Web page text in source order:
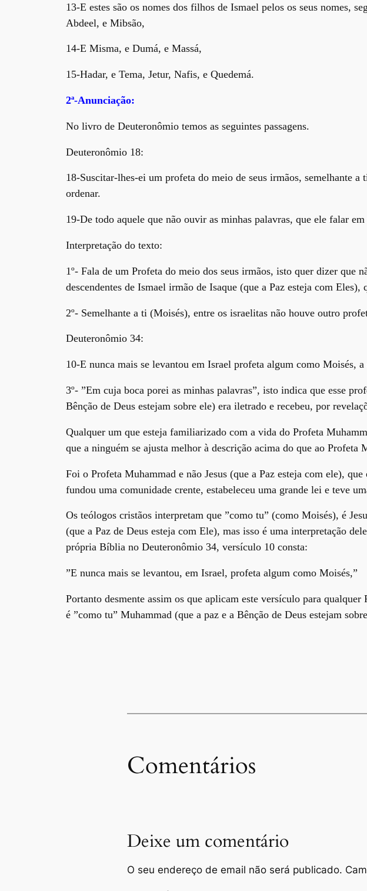
13-E estes são os nomes dos filhos de Ismael pelos os seus nomes,
Abdeel, e Mibsão,
14-E Misma, e Dumá, e Massá,
15-Hadar, e Tema, Jetur, Nafis, e Quedemá.
2ª-Anunciação:
No livro de Deuteronômio temos as seguintes passagens.
Deuteronômio 18:
18-Suscitar-lhes-ei um profeta do meio de seus irmãos, semelhante
ordenar.
19-De todo aquele que não ouvir as minhas palavras, que ele falar
Interpretação do texto:
1º- Fala de um Profeta do meio dos seus irmãos, isto quer dizer que
descendentes de Ismael irmão de Isaque (que a Paz esteja com Eles),
2º- Semelhante a ti (Moisés), entre os israelitas não houve outro
Deuteronômio 34:
10-E nunca mais se levantou em Israel profeta algum como Moisés, a
3º- ”Em cuja boca porei as minhas palavras”, isto indica que esse
Bênção de Deus estejam sobre ele) era iletrado e recebeu, por
Qualquer um que esteja familiarizado com a vida do Profeta
que a ninguém se ajusta melhor à descrição acima do que ao Profeta
Foi o Profeta Muhammad e não Jesus (que a Paz esteja com ele),
fundou uma comunidade crente, estabeleceu uma grande lei e teve
Os teólogos cristãos interpretam que ”como tu” (como Moisés), é
(que a Paz de Deus esteja com Ele), mas isso é uma interpretação
própria Bíblia no Deuteronômio 34, versículo 10 consta:
”E nunca mais se levantou, em Israel, profeta algum como Moisés,”
Portanto desmente assim os que aplicam este versículo para
é ”como tu” Muhammad (que a paz e a Bênção de Deus estejam
Comentários
Deixe um comentário
O seu endereço de email não será publicado.